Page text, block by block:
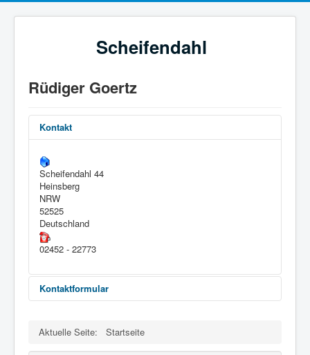
Scheifendahl
Rüdiger Goertz
Kontakt
Scheifendahl 44
Heinsberg
NRW
52525
Deutschland
02452 - 22773
Kontaktformular
Eine E-Mail senden
Aktuelle Seite: Startseite